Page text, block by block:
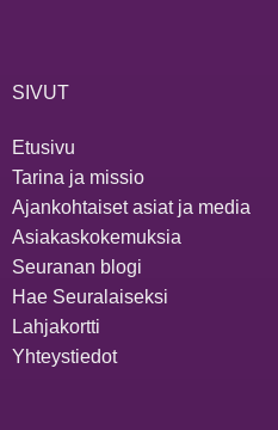
SIVUT
Etusivu
Tarina ja missio
Ajankohtaiset asiat ja media
Asiakaskokemuksia
Seuranan blogi
Hae Seuralaiseksi
Lahjakortti
Yhteystiedot